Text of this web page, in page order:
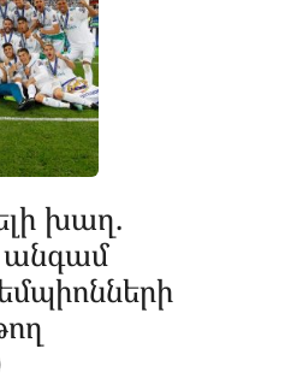
խաղ.
անգամ